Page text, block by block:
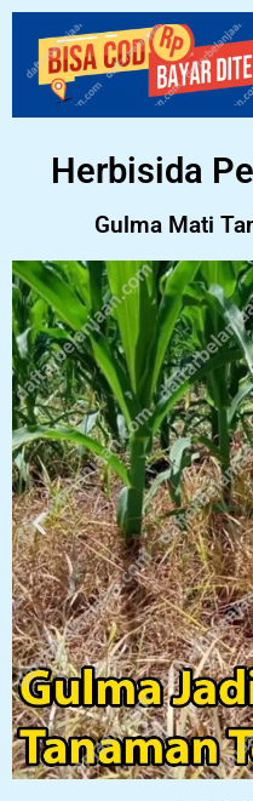
Herbisida
Gulma Mati